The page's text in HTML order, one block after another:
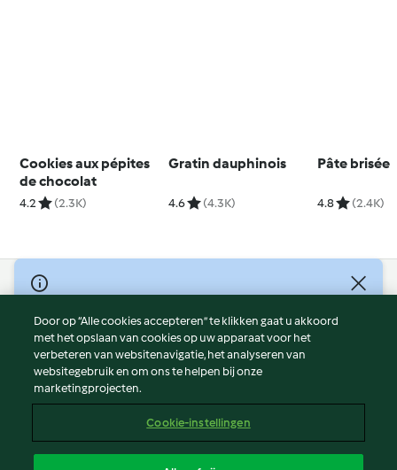
Cookies aux pépites
de chocolat
4.2 (2.3K)
Gratin dauphinois
4.6 (4.3K)
Pâte brisée
4.8 (2.4K)
© Copyright 2026
Gebruiksvoorwaarden
Privacybeleid
Disclaimer
Colofon
Verslag Inhoud
Door op “Alle cookies accepteren” te klikken gaat u akkoord
met het opslaan van cookies op uw apparaat voor het
verbeteren van websitenavigatie, het analyseren van
websitegebruik en om ons te helpen bij onze
marketingprojecten.
Cookie-instellingen